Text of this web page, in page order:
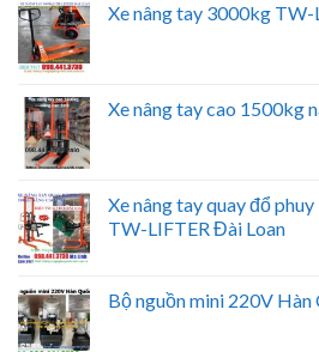
Xe nâng tay 3000kg
Xe nâng tay cao 1500kg
Xe nâng tay quay đổ
TW-LIFTER Đài Loan
Bộ nguồn mini 220V Hàn